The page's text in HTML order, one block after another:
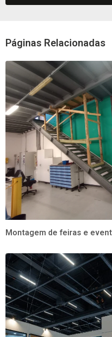
Páginas Relacionadas
Montagem de feiras e